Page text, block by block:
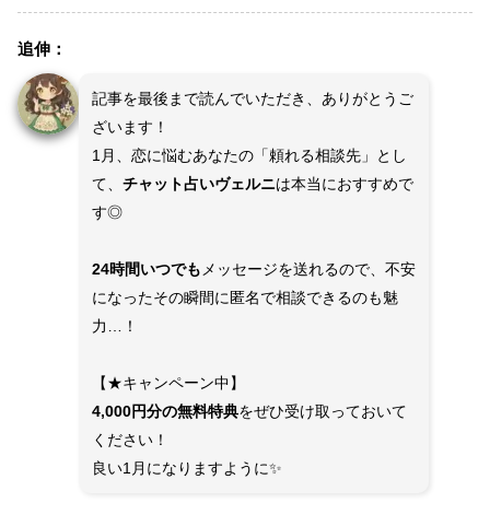
追伸：
記事を最後まで読んでいただき、ありがとうご
ざいます！
1月、恋に悩むあなたの「頼れる相談先」とし
て、 チャット占いヴェルニは本当におすすめで
す◎
24時間いつでも メッセージを送れるので、不安
になったその瞬間に匿名で相談できるのも魅
力…！
【★キャンペーン中】
4,000円分の無料特典をぜひ受け取っておいて
ください！
良い1月になりますように✨